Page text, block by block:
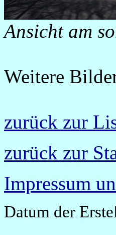
Ansicht am
Weitere
zurück zur
zurück zur
Impressum
Datum der